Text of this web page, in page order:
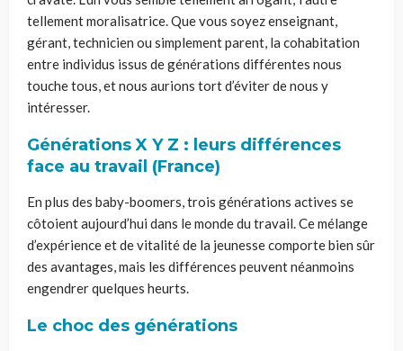
tellement moralisatrice. Que vous soyez enseignant,
gérant, technicien ou simplement parent, la cohabitation
entre individus issus de générations différentes nous
touche tous, et nous aurions tort d’éviter de nous y
intéresser.
Générations X Y Z : leurs différences
face au travail (France)
En plus des baby-boomers, trois générations actives se
côtoient aujourd’hui dans le monde du travail. Ce mélange
d’expérience et de vitalité de la jeunesse comporte bien sûr
des avantages, mais les différences peuvent néanmoins
engendrer quelques heurts.
Le choc des générations